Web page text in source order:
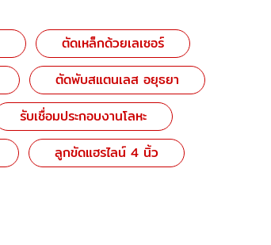
ตัดเหล็กด้วยเลเซอร์
ตัดพับสแตนเลส อยุธยา
รับเชื่อมประกอบงานโลหะ
ลูกขัดแฮรไลน์ 4 นิ้ว